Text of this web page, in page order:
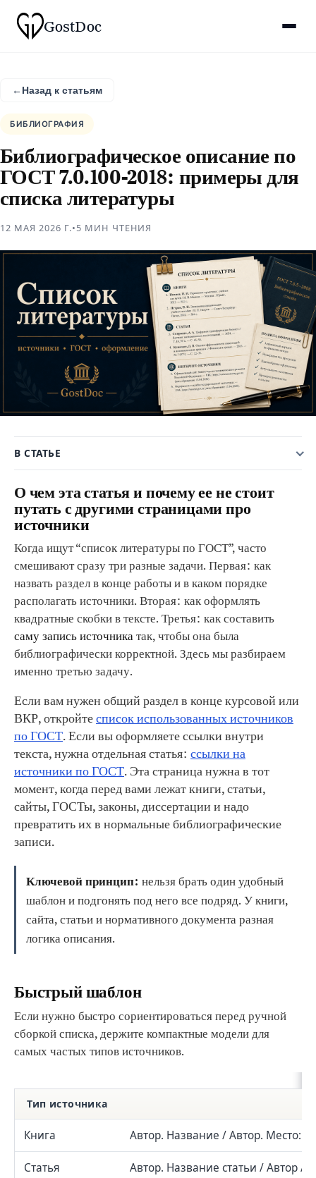
GostDoc
←Назад к статьям
БИБЛИОГРАФИЯ
Библиографическое описание по
ГОСТ 7.0.100-2018: примеры для
списка литературы
12 МАЯ 2026 Г.•5 МИН ЧТЕНИЯ
В СТАТЬЕ
О чем эта статья и почему ее не стоит
путать с другими страницами про
источники
Когда ищут “список литературы по ГОСТ”, часто
смешивают сразу три разные задачи. Первая: как
назвать раздел в конце работы и в каком порядке
располагать источники. Вторая: как оформлять
квадратные скобки в тексте. Третья: как составить
саму запись источникатак, чтобы она была
библиографически корректной. Здесь мы разбираем
именно третью задачу.
Если вам нужен общий раздел в конце курсовой или
ВКР, откройтесписок использованных источников
по ГОСТ. Если вы оформляете ссылки внутри
текста, нужна отдельная статья: ссылки на
источники по ГОСТ. Эта страница нужна в тот
момент, когда перед вами лежат книги, статьи,
сайты, ГОСТы, законы, диссертации и надо
превратить их в нормальные библиографические
записи.
Ключевой принцип: нельзя брать один удобный
шаблон и подгонять под него все подряд. У книги,
сайта, статьи и нормативного документа разная
логика описания.
Быстрый шаблон
Если нужно быстро сориентироваться перед ручной
сборкой списка, держите компактные модели для
самых частых типов источников.
Тип источника
Книга Автор. Название / Автор. Место:
Статья Автор. Название статьи / Автор